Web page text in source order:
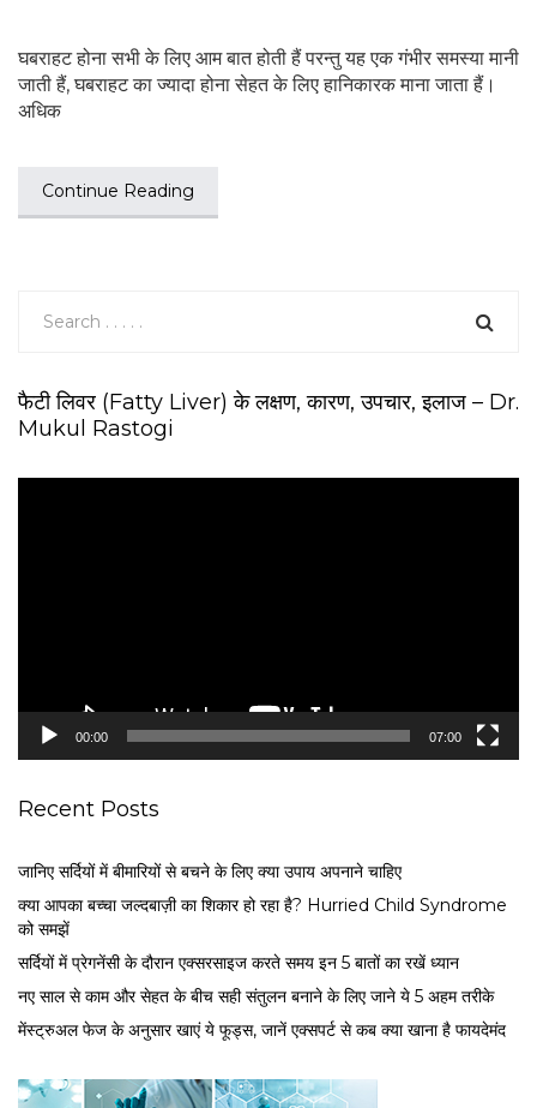
घबराहट होना सभी के लिए आम बात होती हैं परन्तु यह एक गंभीर समस्या मानी
जाती हैं, घबराहट का ज्यादा होना सेहत के लिए हानिकारक माना जाता हैं।
अधिक
Continue Reading
फैटी लिवर (Fatty Liver) के लक्षण, कारण, उपचार, इलाज – Dr.
Mukul Rastogi
00:00 07:00
Recent Posts
जानिए सर्दियों में बीमारियों से बचने के लिए क्या उपाय अपनाने चाहिए
क्या आपका बच्चा जल्दबाज़ी का शिकार हो रहा है? Hurried Child Syndrome
को समझें
सर्द‍ियों में प्रेगनेंसी के दौरान एक्सरसाइज करते समय इन 5 बातों का रखें ध्यान
नए साल से काम और सेहत के बीच सही संतुलन बनाने के लिए जाने ये 5 अहम तरीके
मेंस्ट्रुअल फेज के अनुसार खाएं ये फूड्स, जानें एक्सपर्ट से कब क्या खाना है फायदेमंद